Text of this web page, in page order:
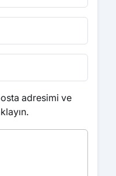
adresimi ve